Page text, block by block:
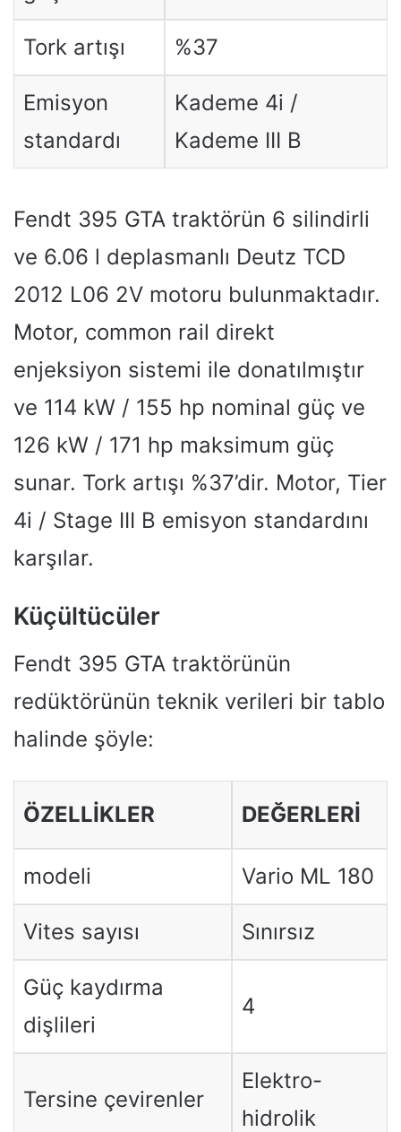
Tork artışı %37
Emisyon
standardı
Kademe 4i /
Kademe III B
Fendt 395 GTA traktörün 6 silindirli
ve 6.06 l deplasmanlı Deutz TCD
2012 L06 2V motoru bulunmaktadır.
Motor, common rail direkt
enjeksiyon sistemi ile donatılmıştır
ve 114 kW / 155 hp nominal güç ve
126 kW / 171 hp maksimum güç
sunar. Tork artışı %37’dir. Motor, Tier
4i / Stage III B emisyon standardını
karşılar.
Küçültücüler
Fendt 395 GTA traktörünün
redüktörünün teknik verileri bir tablo
halinde şöyle:
ÖZELLIKLER DEĞERLERI
modeli Vario ML 180
Vites sayısı Sınırsız
Güç kaydırma
dişlileri
4
Tersine çevirenler
Elektro-
hidrolik